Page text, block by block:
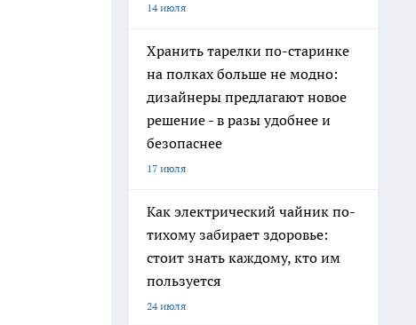
14 июля
Хранить тарелки по-старинке
на полках больше не модно:
дизайнеры предлагают новое
решение - в разы удобнее и
безопаснее
17 июля
Как электрический чайник по-
тихому забирает здоровье:
стоит знать каждому, кто им
пользуется
24 июля